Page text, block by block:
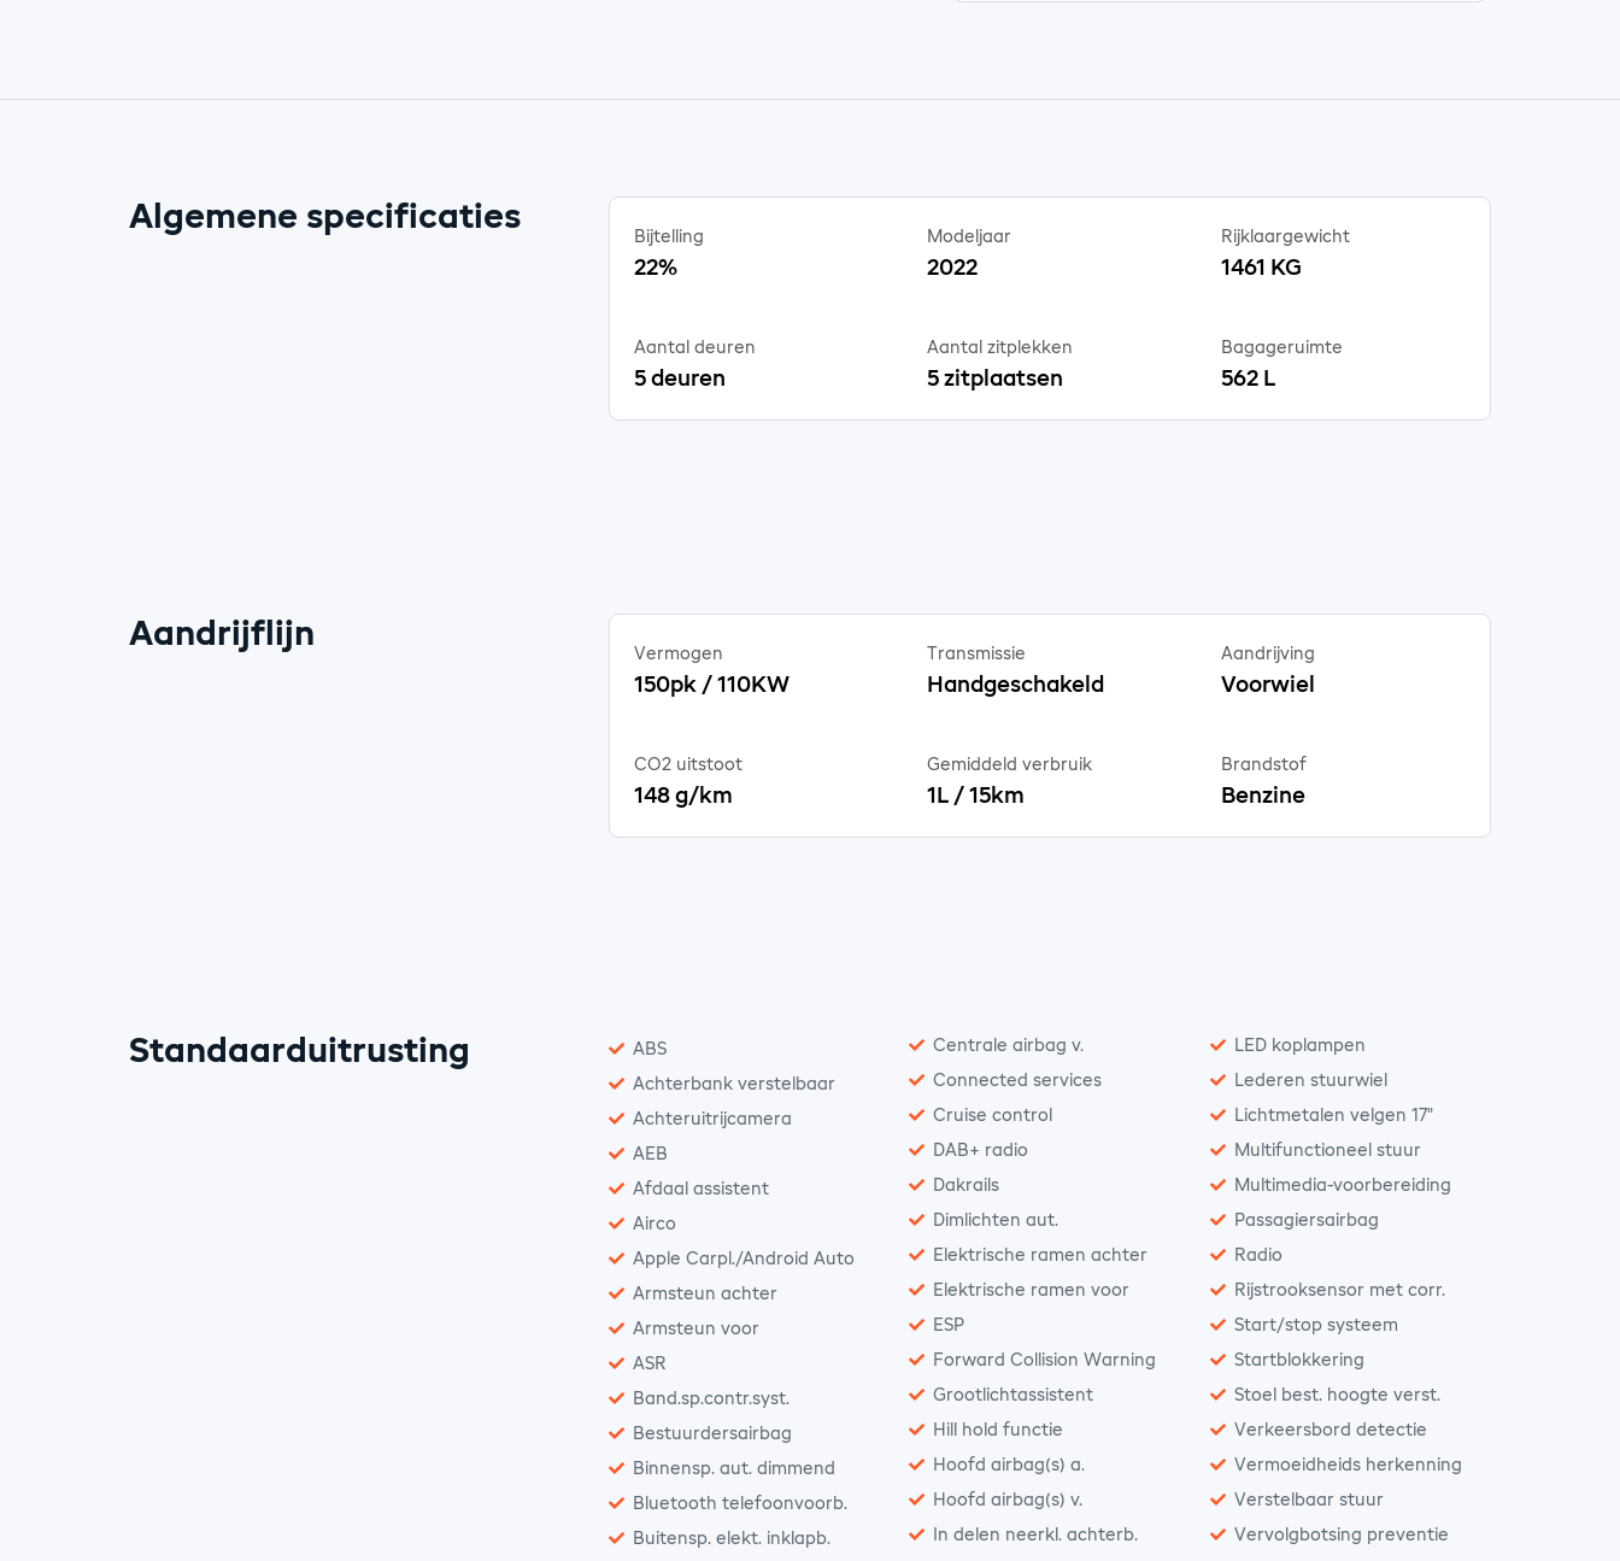
Algemene specificaties
Bijtelling
22%
Modeljaar
2022
Rijklaargewicht
1461 KG
Aantal deuren
5 deuren
Aantal zitplekken
5 zitplaatsen
Bagageruimte
562 L
Aandrijflijn
Vermogen
150pk / 110KW
Transmissie
Handgeschakeld
Aandrijving
Voorwiel
CO2 uitstoot
148 g/km
Gemiddeld verbruik
1L / 15km
Brandstof
Benzine
Standaarduitrusting ABS
Achterbank verstelbaar
Achteruitrijcamera
AEB
Afdaal assistent
Airco
Apple Carpl./Android Auto
Armsteun achter
Armsteun voor
ASR
Band.sp.contr.syst.
Bestuurdersairbag
Binnensp. aut. dimmend
Bluetooth telefoonvoorb.
Buitensp. elekt. inklapb.
Centrale airbag v.
Connected services
Cruise control
DAB+ radio
Dakrails
Dimlichten aut.
Elektrische ramen achter
Elektrische ramen voor
ESP
Forward Collision Warning
Grootlichtassistent
Hill hold functie
Hoofd airbag(s) a.
Hoofd airbag(s) v.
In delen neerkl. achterb.
LED koplampen
Lederen stuurwiel
Lichtmetalen velgen 17"
Multifunctioneel stuur
Multimedia-voorbereiding
Passagiersairbag
Radio
Rijstrooksensor met corr.
Start/stop systeem
Startblokkering
Stoel best. hoogte verst.
Verkeersbord detectie
Vermoeidheids herkenning
Verstelbaar stuur
Vervolgbotsing preventie